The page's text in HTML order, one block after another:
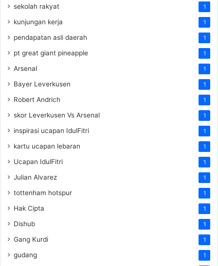
sekolah rakyat 1
kunjungan kerja 1
pendapatan asli daerah 1
pt great giant pineapple 1
Arsenal 1
Bayer Leverkusen 1
Robert Andrich 1
skor Leverkusen Vs Arsenal 1
inspirasi ucapan IdulFitri 1
kartu ucapan lebaran 1
Ucapan IdulFitri 1
Julian Alvarez 1
tottenham hotspur 1
Hak Cipta 1
Dishub 1
Gang Kurdi 1
gudang 1